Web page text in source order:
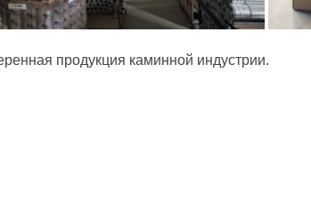
продукция каминной индустрии.